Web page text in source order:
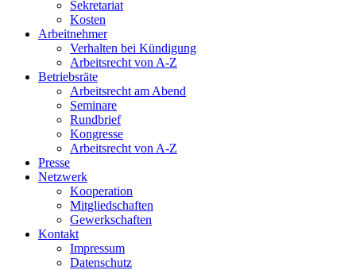
Sekretariat
Kosten
Arbeitnehmer
Verhalten bei Kündigung
Arbeitsrecht von A-Z
Betriebsräte
Arbeitsrecht am Abend
Seminare
Rundbrief
Kongresse
Arbeitsrecht von A-Z
Presse
Netzwerk
Kooperation
Mitgliedschaften
Gewerkschaften
Kontakt
Impressum
Datenschutz